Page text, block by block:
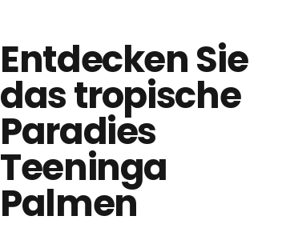
Entdecken Sie
das tropische
Paradies
Teeninga
Palmen